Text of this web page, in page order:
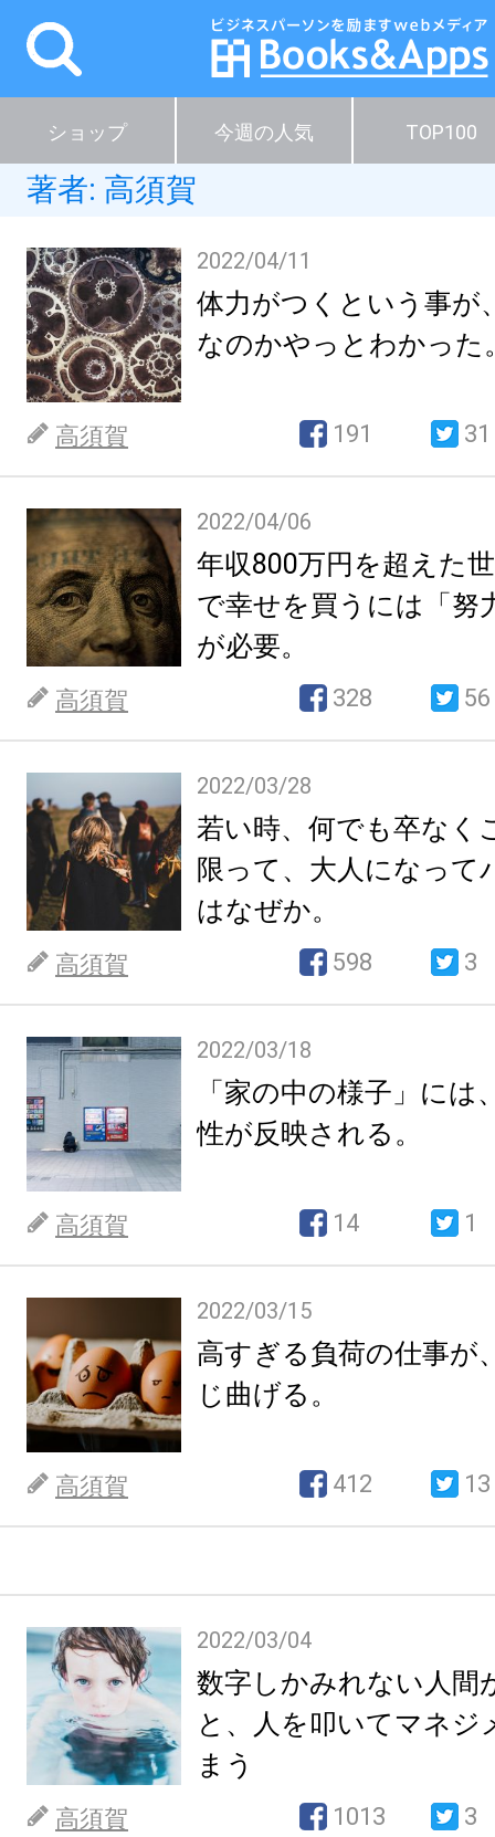
ショップ 今週の人気 TOP100
著者: 高須賀
2022/04/11
体力がつくという事が
なのかやっとわかった
高須賀 191 31
2022/04/06
年収800万円を超えた
で幸せを買うには「努
が必要。
高須賀 328 56
2022/03/28
若い時、何でも卒なく
限って、大人になって
はなぜか。
高須賀 598 3
2022/03/18
「家の中の様子」には
性が反映される。
高須賀 14 1
2022/03/15
高すぎる負荷の仕事が
じ曲げる。
高須賀 412 13
2022/03/04
数字しかみれない人間
と、人を叩いてマネジ
まう
高須賀 1013 3